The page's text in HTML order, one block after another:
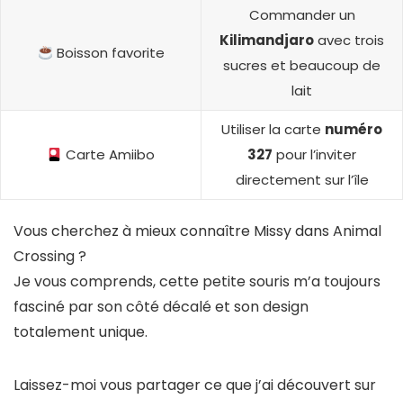
Boisson favorite
Commander un
Kilimandjaroavec trois
sucres et beaucoup de
lait
Carte Amiibo
Utiliser la carte numéro
327 pour l’inviter
directement sur l’île
Vous cherchez à mieux connaître Missy dans Animal
Crossing ?
Je vous comprends, cette petite souris m’a toujours
fasciné par son côté décalé et son design
totalement unique.
Laissez-moi vous partager ce que j’ai découvert sur